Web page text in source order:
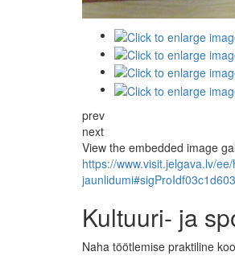
prev
next
View the embedded image
https://www.visit.jelgava.lv/
Kultuuri- ja
Naha töötlemise praktiline